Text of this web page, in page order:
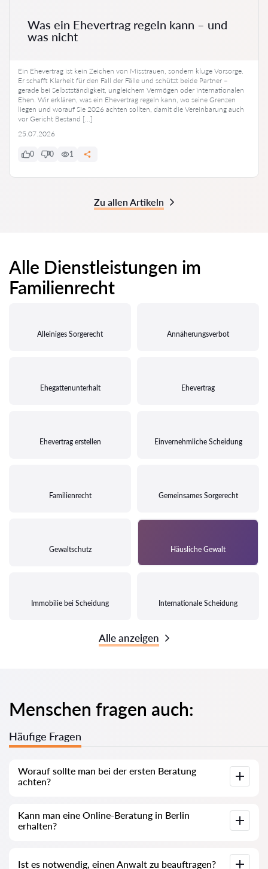
Was ein Ehevertrag regeln kann – und
was nicht
Ein Ehevertrag ist kein Zeichen von Misstrauen, sondern kluge Vorsorge.
Er schafft Klarheit für den Fall der Fälle und schützt beide Partner –
gerade bei Selbstständigkeit, ungleichem Vermögen oder internationalen
Ehen. Wir erklären, was ein Ehevertrag regeln kann, wo seine Grenzen
liegen und worauf Sie 2026 achten sollten, damit die Vereinbarung auch
vor Gericht Bestand […]
25.07.2026
0 0 1
Zu allen Artikeln
Alle Dienstleistungen im
Familienrecht
Alleiniges Sorgerecht Annäherungsverbot
Ehegattenunterhalt Ehevertrag
Ehevertrag erstellen Einvernehmliche Scheidung
Familienrecht Gemeinsames Sorgerecht
Gewaltschutz Häusliche Gewalt
Immobilie bei Scheidung Internationale Scheidung
Alle anzeigen
Menschen fragen auch:
Häufige Fragen
Worauf sollte man bei der ersten Beratung
achten?
analysiert, verständlich erklärt und realistische Lösungen
anbietet. Das ist ein Zeichen für Professionalität.
Kann man eine Online-Beratung in Berlin
erhalten?
schnelle und bequeme Möglichkeit, rechtliche Unterstützung
Ist es notwendig, einen Anwalt zu beauftragen?